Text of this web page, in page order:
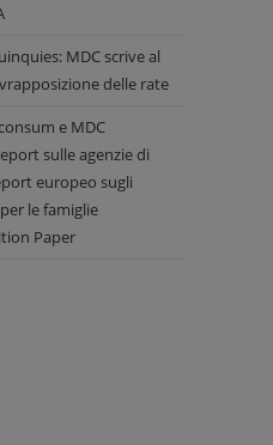
MDC scrive al
delle rate
e MDC
sulle agenzie di
europeo sugli
le famiglie
Paper